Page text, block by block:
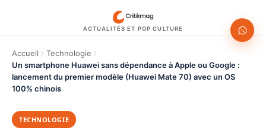
ACTUALITÉS ET POP CULTURE
Accueil
Technologie
Un smartphone Huawei sans dépendance à Apple ou Google :
lancement du premier modèle (Huawei Mate 70) avec un OS
100% chinois
TECHNOLOGIE